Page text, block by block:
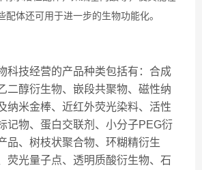
配体还可用于进一步的生物功能化。
科技经营的产品种类包括有：合成
二醇衍生物、嵌段共聚物、磁性纳
纳米金棒、近红外荧光染料、活性
记物、蛋白交联剂、小分子PEG衍
品、树枝状聚合物、环糊精衍生
荧光量子点、透明质酸衍生物、石